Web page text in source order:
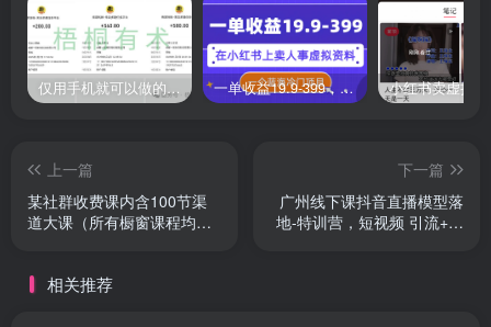
仅用手机就可以做的小项目，当天就能见钱，每天100-300 一单收益19.9-399，一个蓝海冷门项目，在小红书上卖人事虚拟资料
上一篇
某社群收费课内含100节渠
道大课（所有橱窗课程均在
下一篇
广州线下课抖音直播模型落
地-特训营，短视频 引流+爆
相关推荐